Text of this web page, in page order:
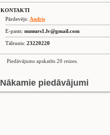
KONTAKTI
Pārdevējs: Andris
E-pasts: numurs1.lv@gmail.com
Tālrunis: 23220220
Piedāvājums apskatīts 20 reizes.
Nākamie piedāvājumi